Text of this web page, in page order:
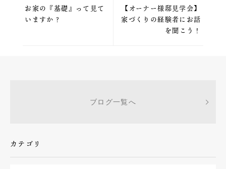
お家の『基礎』って見て
いますか？
【オーナー様邸見学会】
家づくりの経験者にお話
を聞こう！
ブログ一覧へ
カテゴリ